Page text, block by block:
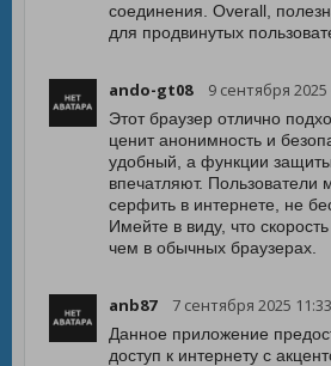
соединения. Overall,
для продвинутых
ando-gt08 9 сентября 2025
Этот браузер отлично
ценит анонимность и
удобный, а функции
впечатляют. Пользователи
серфить в интернете, не
Имейте в виду, что
чем в обычных браузерах.
anb87 7 сентября 2025 11:33
Данное приложение
доступ к интернету с